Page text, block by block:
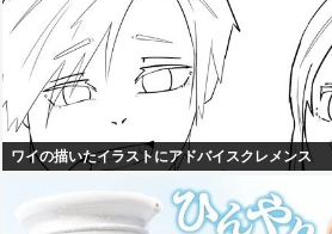
ワイの描いたイラストにアドバイスクレメンス